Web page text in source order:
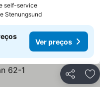
self-serviceVer preços
Stenungsund
Ver preços
Partilhar